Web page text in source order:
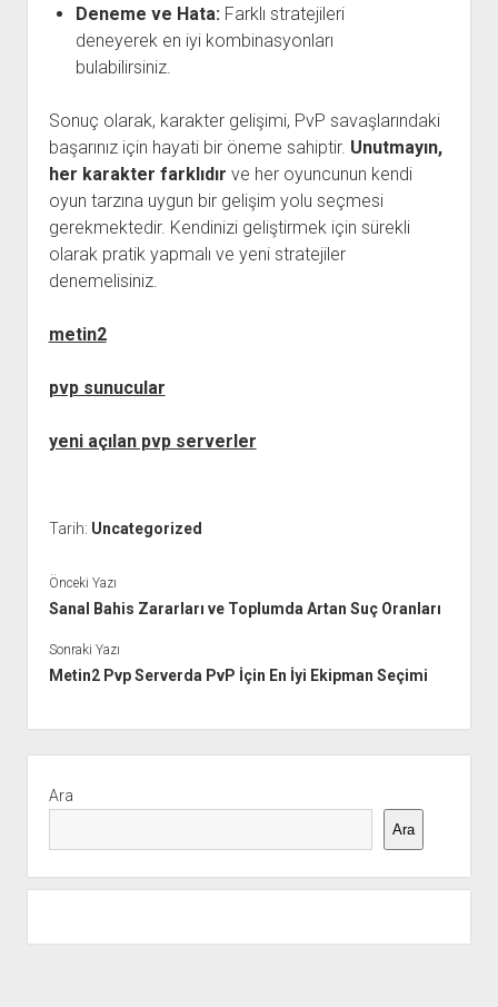
Deneme ve Hata:Farklı stratejileri
deneyerek en iyi kombinasyonları
bulabilirsiniz.
Sonuç olarak, karakter gelişimi, PvP savaşlarındaki
başarınız için hayati bir öneme sahiptir. Unutmayın,
her karakter farklıdır ve her oyuncunun kendi
oyun tarzına uygun bir gelişim yolu seçmesi
gerekmektedir. Kendinizi geliştirmek için sürekli
olarak pratik yapmalı ve yeni stratejiler
denemelisiniz.
metin2
pvp sunucular
yeni açılan pvp serverler
Tarih: Uncategorized
Önceki Yazı
Sanal Bahis Zararları ve Toplumda Artan Suç Oranları
Sonraki Yazı
Metin2 Pvp Serverda PvP İçin En İyi Ekipman Seçimi
Menü
Ara
Ara